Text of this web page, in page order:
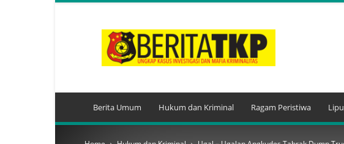
Berita Umum Hukum dan Kriminal Ragam Peristiwa